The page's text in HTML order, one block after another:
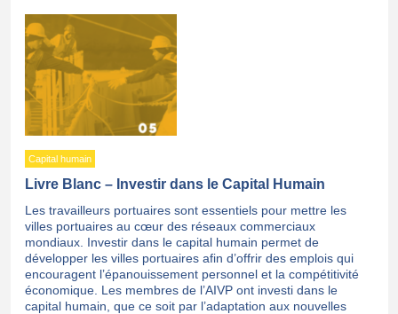
Capital humain
Livre Blanc – Investir dans le Capital Humain
Les travailleurs portuaires sont essentiels pour mettre les
villes portuaires au cœur des réseaux commerciaux
mondiaux. Investir dans le capital humain permet de
développer les villes portuaires afin d’offrir des emplois qui
encouragent l’épanouissement personnel et la compétitivité
économique. Les membres de l’AIVP ont investi dans le
capital humain, que ce soit par l’adaptation aux nouvelles